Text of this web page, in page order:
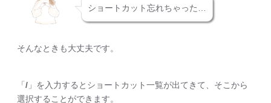
ショートカット忘れちゃった…
そんなときも大丈夫です。
「 / 」を入力するとショートカット一覧が出てきて、そこから
選択することができます。